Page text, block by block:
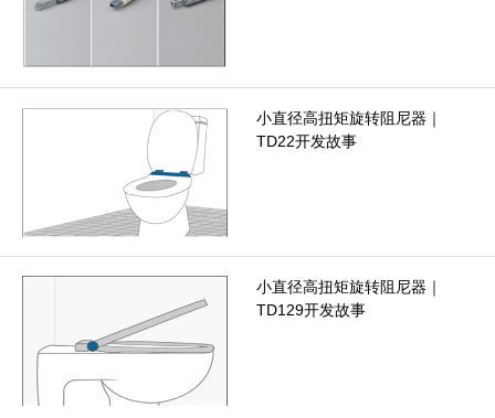
小直径高扭矩旋转阻尼器｜
TD22开发故事
小直径高扭矩旋转阻尼器｜
TD129开发故事